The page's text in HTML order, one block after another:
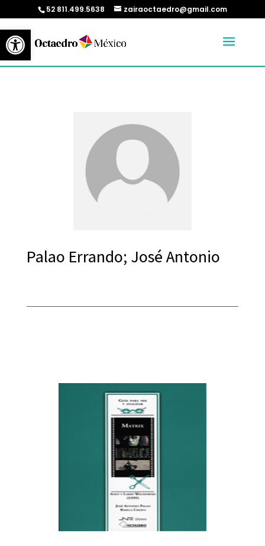
Abrir barra de herramientas
52 811.499.5638 zairaoctaedro@gmail.com
Palao Errando; José Antonio